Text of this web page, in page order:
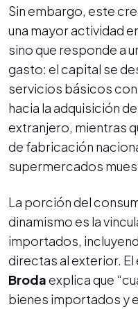
Sin embargo, este
una mayor actividad
sino que responde a
gasto: el capital se
servicios básicos
hacia la adquisición
extranjero, mientras
de fabricación
supermercados
La porción del
dinamismo es la
importados,
directas al exterior.
Brodaexplica que
bienes importados y